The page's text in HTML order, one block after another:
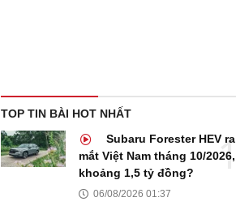
TOP TIN BÀI HOT NHẤT
Subaru Forester HEV ra
mắt Việt Nam tháng 10/2026,
khoảng 1,5 tỷ đồng?
06/08/2026 01:37